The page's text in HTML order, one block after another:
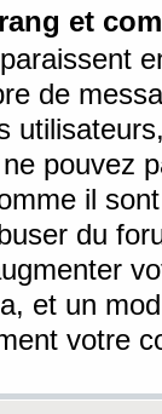
et
de
pouvez
il
du
et un
votre